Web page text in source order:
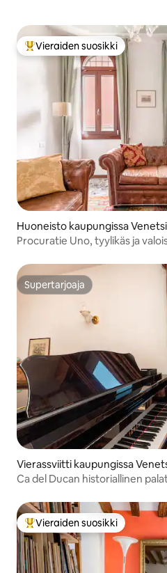
Vieraiden suosikkien
Vieraiden suosikki
Huoneisto kaupungissa
Procuratie Uno, tyylikäs ja
Supertarjoaja
Supertarjoaja
Vierassviitti kaupungissa
Ca del Ducan historiallinen
Vieraiden suosikkien
Vieraiden suosikki